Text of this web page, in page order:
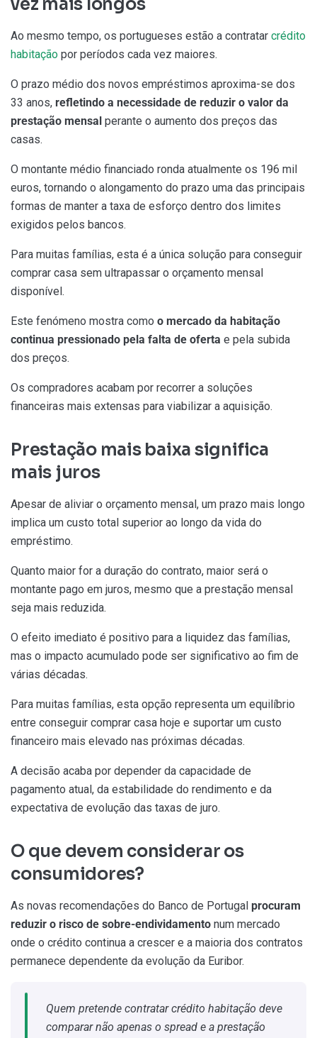
vez mais longos
Ao mesmo tempo, os portugueses estão a contratar crédito
habitação por períodos cada vez maiores.
O prazo médio dos novos empréstimos aproxima-se dos
33 anos, refletindo a necessidade de reduzir o valor da
prestação mensal perante o aumento dos preços das
casas.
O montante médio financiado ronda atualmente os 196 mil
euros, tornando o alongamento do prazo uma das principais
formas de manter a taxa de esforço dentro dos limites
exigidos pelos bancos.
Para muitas famílias, esta é a única solução para conseguir
comprar casa sem ultrapassar o orçamento mensal
disponível.
Este fenómeno mostra como o mercado da habitação
continua pressionado pela falta de oferta e pela subida
dos preços.
Os compradores acabam por recorrer a soluções
financeiras mais extensas para viabilizar a aquisição.
Prestação mais baixa significa
mais juros
Apesar de aliviar o orçamento mensal, um prazo mais longo
implica um custo total superior ao longo da vida do
empréstimo.
Quanto maior for a duração do contrato, maior será o
montante pago em juros, mesmo que a prestação mensal
seja mais reduzida.
O efeito imediato é positivo para a liquidez das famílias,
mas o impacto acumulado pode ser significativo ao fim de
várias décadas.
Para muitas famílias, esta opção representa um equilíbrio
entre conseguir comprar casa hoje e suportar um custo
financeiro mais elevado nas próximas décadas.
A decisão acaba por depender da capacidade de
pagamento atual, da estabilidade do rendimento e da
expectativa de evolução das taxas de juro.
O que devem considerar os
consumidores?
As novas recomendações do Banco de Portugal procuram
reduzir o risco de sobre-endividamento num mercado
onde o crédito continua a crescer e a maioria dos contratos
permanece dependente da evolução da Euribor.
Quem pretende contratar crédito habitação deve
comparar não apenas o spread e a prestação